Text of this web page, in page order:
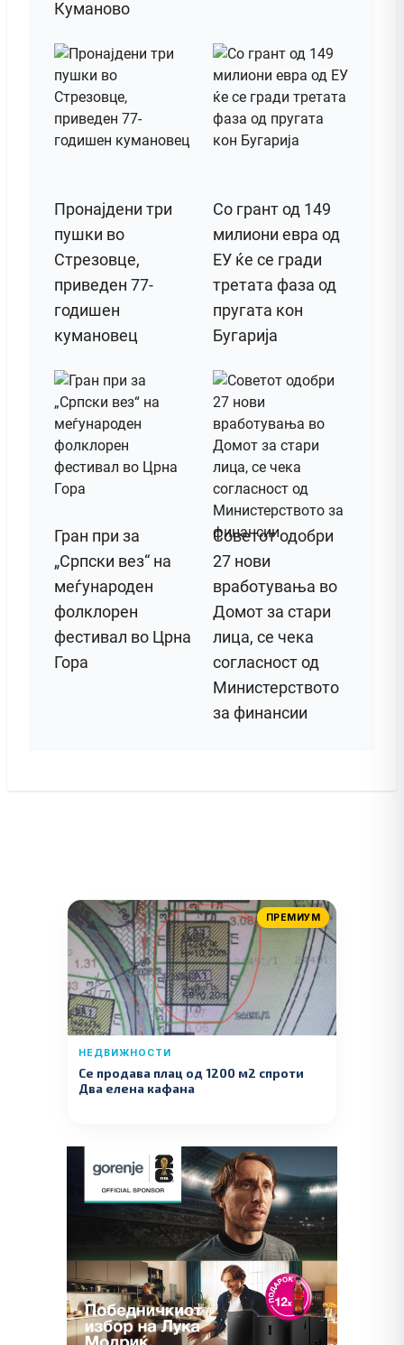
Куманово
Пронајдени три
пушки во
Стрезовце,
приведен 77-
годишен
кумановец
Со грант од 149
милиони евра од
ЕУ ќе се гради
третата фаза од
пругата кон
Бугарија
Гран при за
„Српски вез“ на
меѓународен
фолклорен
фестивал во Црна
Гора
Советот одобри
27 нови
вработувања во
Домот за стари
лица, се чека
согласност од
Министерството
за финансии
ПРЕМИУМ
НЕДВИЖНОСТИ
Се продава плац од 1200 м2 спроти
Два елена кафана